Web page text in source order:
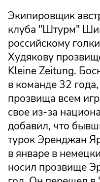
Экипировщик
клуба "Штурм"
российскому
Худякову
Kleine Zeitung.
в команде 32
прозвища всем
свое из-за
добавил, что
турок Эренджан
в январе в
носил прозвище